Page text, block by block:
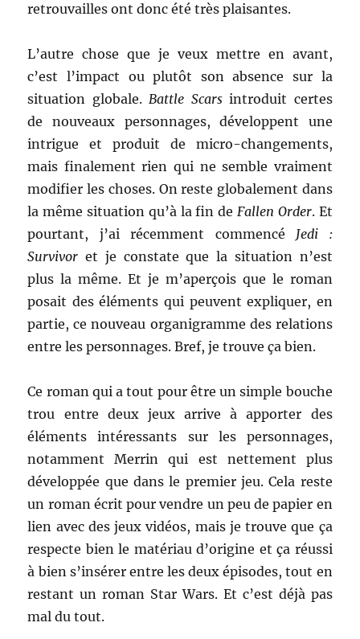
retrouvailles ont donc été très plaisantes.
L’autre chose que je veux mettre en avant,
c’est l’impact ou plutôt son absence sur la
situation globale.Battle Scarsintroduit certes
de nouveaux personnages, développent une
intrigue et produit de micro-changements,
mais finalement rien qui ne semble vraiment
modifier les choses. On reste globalement dans
la même situation qu’à la fin de Fallen Order. Et
pourtant, j’ai récemment commencé Jedi :
Survivor et je constate que la situation n’est
plus la même. Et je m’aperçois que le roman
posait des éléments qui peuvent expliquer, en
partie, ce nouveau organigramme des relations
entre les personnages. Bref, je trouve ça bien.
Ce roman qui a tout pour être un simple bouche
trou entre deux jeux arrive à apporter des
éléments intéressants sur les personnages,
notamment Merrin qui est nettement plus
développée que dans le premier jeu. Cela reste
un roman écrit pour vendre un peu de papier en
lien avec des jeux vidéos, mais je trouve que ça
respecte bien le matériau d’origine et ça réussi
à bien s’insérer entre les deux épisodes, tout en
restant un roman Star Wars. Et c’est déjà pas
mal du tout.